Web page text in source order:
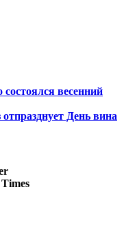
состоялся весенний
День вина
Times